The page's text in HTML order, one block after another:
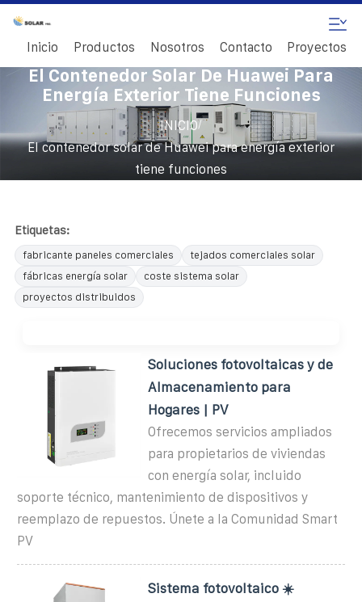
Inicio Productos Nosotros Contacto Proyectos
El Contenedor Solar De Huawei Para
Energía Exterior Tiene Funciones
INICIO/
El contenedor solar de Huawei para energía exterior
tiene funciones
Etiquetas:
fabricante paneles comerciales
tejados comerciales solar
fábricas energía solar
coste sistema solar
proyectos distribuidos
Soluciones fotovoltaicas y de
Almacenamiento para
Hogares | PV
Ofrecemos servicios ampliados
para propietarios de viviendas
con energía solar, incluido
soporte técnico, mantenimiento de dispositivos y
reemplazo de repuestos. Únete a la Comunidad Smart
PV
Sistema fotovoltaico ☀️